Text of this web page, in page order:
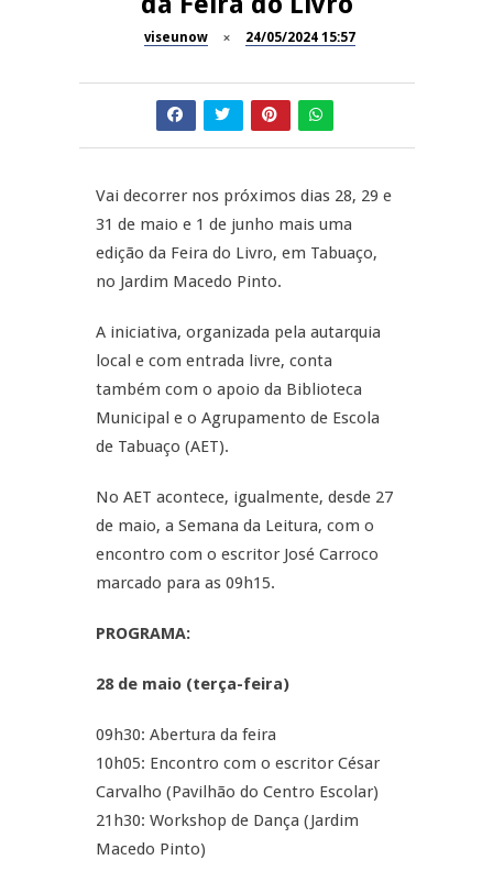
Inauguração Loja do Cidadão
Barrelas Summer Fest em Vila
Nova de Paiva
Almeida: Documentários de
Feira das Atividades
Económicas de Aguiar da Beira
A Juiz Esclarece – Medidas a
executar no meio natural de
vida
viseunow 24/05/2024 15:57
Vai decorrer nos próximos dias 28, 29 e
31 de maio e 1 de junho mais uma
edição da Feira do Livro, em Tabuaço,
no Jardim Macedo Pinto.
A iniciativa, organizada pela autarquia
local e com entrada livre, conta
também com o apoio da Biblioteca
Municipal e o Agrupamento de Escola
de Tabuaço (AET).
No AET acontece, igualmente, desde 27
de maio, a Semana da Leitura, com o
encontro com o escritor José Carroco
marcado para as 09h15.
PROGRAMA:
28 de maio (terça-feira)
09h30: Abertura da feira
10h05: Encontro com o escritor César
Carvalho (Pavilhão do Centro Escolar)
21h30: Workshop de Dança (Jardim
Macedo Pinto)